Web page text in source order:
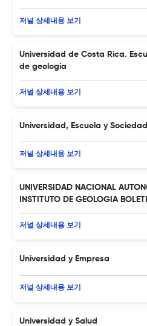
저널 상세내용 보기
Universidad de Costa Rica.
de geologia
저널 상세내용 보기
Universidad, Escuela y Sociedad
저널 상세내용 보기
UNIVERSIDAD NACIONAL
INSTITUTO DE GEOLOGIA
저널 상세내용 보기
Universidad y Empresa
저널 상세내용 보기
Universidad y Salud